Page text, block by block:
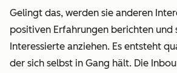
Gelingt das, werden sie anderen
positiven Erfahrungen berichten und
Interessierte anziehen. Es entsteht
der sich selbst in Gang hält. Die